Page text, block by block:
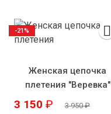
Женская цепочка
плетения "Веревка"
3 150 ₽ 3 950₽
-21%